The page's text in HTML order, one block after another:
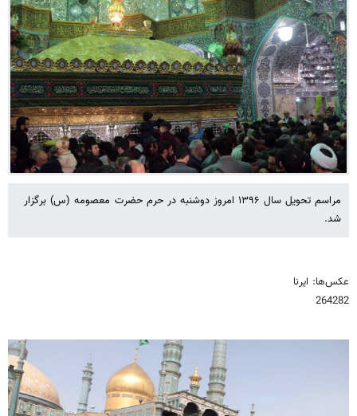
مراسم تحویل سال ۱۳۹۶ امروز دوشنبه در حرم حضرت معصومه (س) برگزار
شد.
عکس‌ها: ایرنا
264282